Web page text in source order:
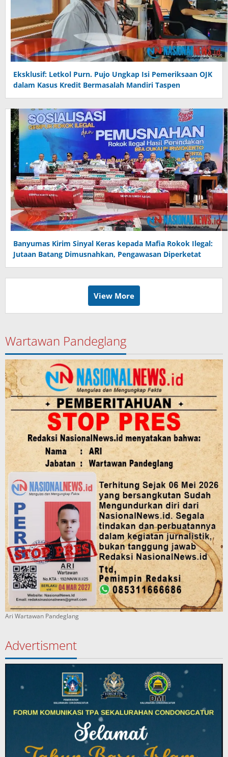
Eksklusif: Letkol Purn. Pujo Ungkap Isi Pemeriksaan OJK
dalam Kasus Kredit Bermasalah Mandiri Taspen
Banyumas Kirim Sinyal Keras kepada Mafia Rokok Ilegal:
Jutaan Batang Dimusnahkan, Pengawasan Diperketat
View More
Wartawan Pandeglang
Ari Wartawan Pandeglang
Advertisment